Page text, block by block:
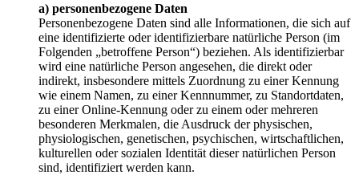
a) personenbezogene Daten
Personenbezogene Daten sind alle Informationen, die sich auf
eine identifizierte oder identifizierbare natürliche Person (im
Folgenden „betroffene Person“) beziehen. Als identifizierbar
wird eine natürliche Person angesehen, die direkt oder
indirekt, insbesondere mittels Zuordnung zu einer Kennung
wie einem Namen, zu einer Kennnummer, zu Standortdaten,
zu einer Online-Kennung oder zu einem oder mehreren
besonderen Merkmalen, die Ausdruck der physischen,
physiologischen, genetischen, psychischen, wirtschaftlichen,
kulturellen oder sozialen Identität dieser natürlichen Person
sind, identifiziert werden kann.